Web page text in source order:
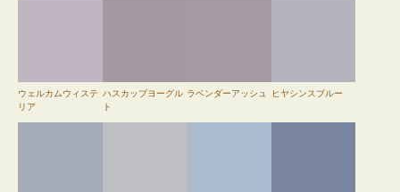
ウェルカムウィステ
リア
ハスカップヨーグル
ト
ラベンダーアッシュ ヒヤシンスブルー